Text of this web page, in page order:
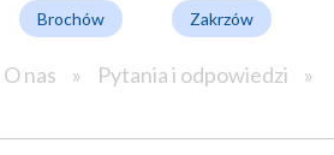
Brochów Zakrzów
O nas » Pytania i odpowiedzi
»